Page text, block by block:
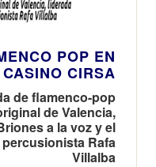
POP EN
CASINO CIRSA
de flamenco-pop
de Valencia,
a la voz y el
Rafa
Villalba